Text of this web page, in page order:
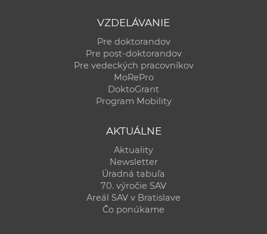
VZDELÁVANIE
Pre doktorandov
Pre post-doktorandov
Pre vedeckých pracovníkov
MoRePro
DoktoGrant
Program Mobility
AKTUÁLNE
Aktuality
Newsletter
Úradná tabuľa
70. výročie SAV
Areál SAV v Bratislave
Čo ponúkame